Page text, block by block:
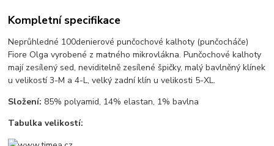
Kompletní specifikace
Neprůhledné 100denierové punčochové kalhoty (punčocháče)
Fiore Olga vyrobené z matného mikrovlákna. Punčochové kalhoty
mají zesílený sed, neviditelně zesílené špičky, malý bavlněný klínek
u velikostí 3-M a 4-L, velký zadní klín u velikosti 5-XL.
Složení: 85% polyamid, 14% elastan, 1% bavlna
Tabulka velikostí: